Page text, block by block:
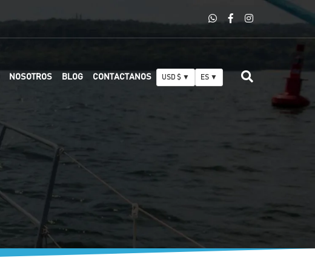
NOSOTROS BLOG CONTACTANOS USD $ ▼ ES ▼